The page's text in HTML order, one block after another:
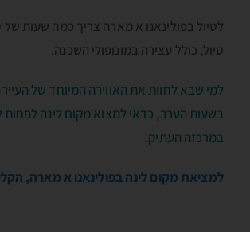
לטיול בפולינאנו א מארה צריך כמה שעות של
טיול, כולל עצירה במונופולי השכנה.
למי שבא לחוות את האווירה המיוחד של
בשעות הערב, כדאי למצוא מקום לינה לפחות
במרכזה העתיק.
למציאת מקום לינה בפולינאנו א מארה,